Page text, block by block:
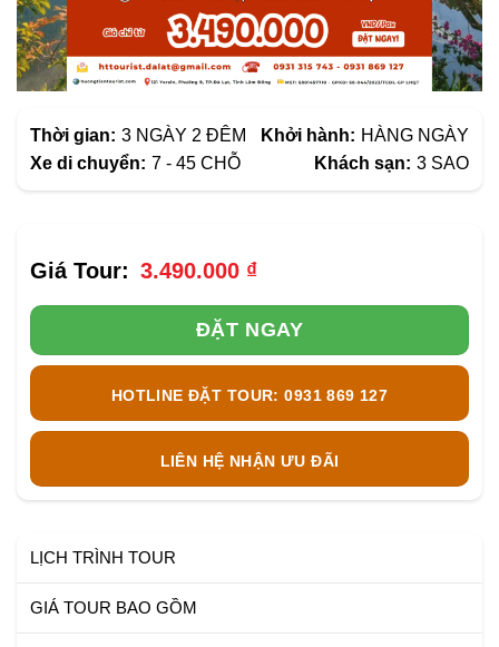
Thời gian: 3 NGÀY 2 ĐÊM Khởi hành: HÀNG NGÀY
Xe di chuyển: 7 - 45 CHỖ Khách sạn: 3 SAO
3.490.000 ₫
ĐẶT NGAY
HOTLINE ĐẶT TOUR: 0931 869 127
LIÊN HỆ NHẬN ƯU ĐÃI
LỊCH TRÌNH TOUR
GIÁ TOUR BAO GỒM